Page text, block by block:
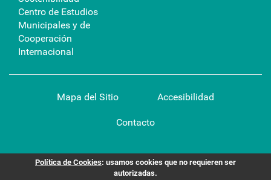
Centro de Estudios
Municipales y de
Cooperación
Internacional
Mapa del Sitio Accesibilidad
Contacto
Política de Cookies: usamos cookies que no requieren ser
autorizadas.